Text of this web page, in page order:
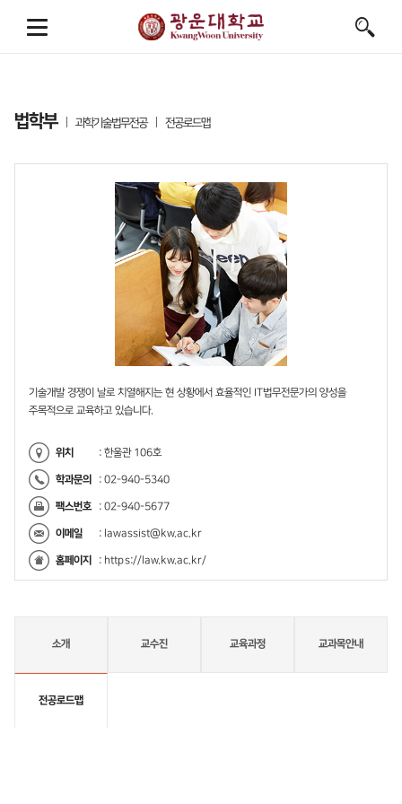
법학부 과학기술법무전공 전공로드맵
기술개발 경쟁이 날로 치열해지는 현 상황에서 효율적인 IT법무전문가의 양성을
주목적으로 교육하고 있습니다.
위치 : 한울관 106호
학과문의 : 02-940-5340
팩스번호 : 02-940-5677
이메일 : lawassist@kw.ac.kr
홈페이지 : https://law.kw.ac.kr/
소개 교수진 교육과정 교과목안내
전공로드맵